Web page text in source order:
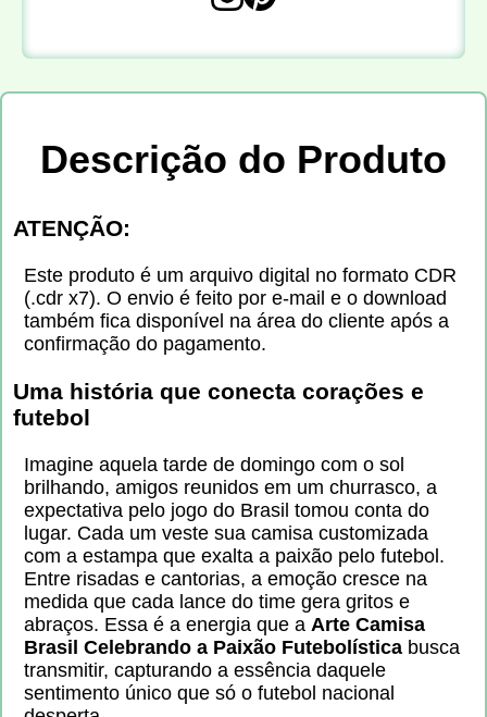
Descrição do Produto
ATENÇÃO:
Este produto é um arquivo digital no formato CDR
(.cdr x7). O envio é feito por e-mail e o download
também fica disponível na área do cliente após a
confirmação do pagamento.
Uma história que conecta corações e
futebol
Imagine aquela tarde de domingo com o sol
brilhando, amigos reunidos em um churrasco, a
expectativa pelo jogo do Brasil tomou conta do
lugar. Cada um veste sua camisa customizada
com a estampa que exalta a paixão pelo futebol.
Entre risadas e cantorias, a emoção cresce na
medida que cada lance do time gera gritos e
abraços. Essa é a energia que a Arte Camisa
Brasil Celebrando a Paixão Futebolística busca
transmitir, capturando a essência daquele
sentimento único que só o futebol nacional